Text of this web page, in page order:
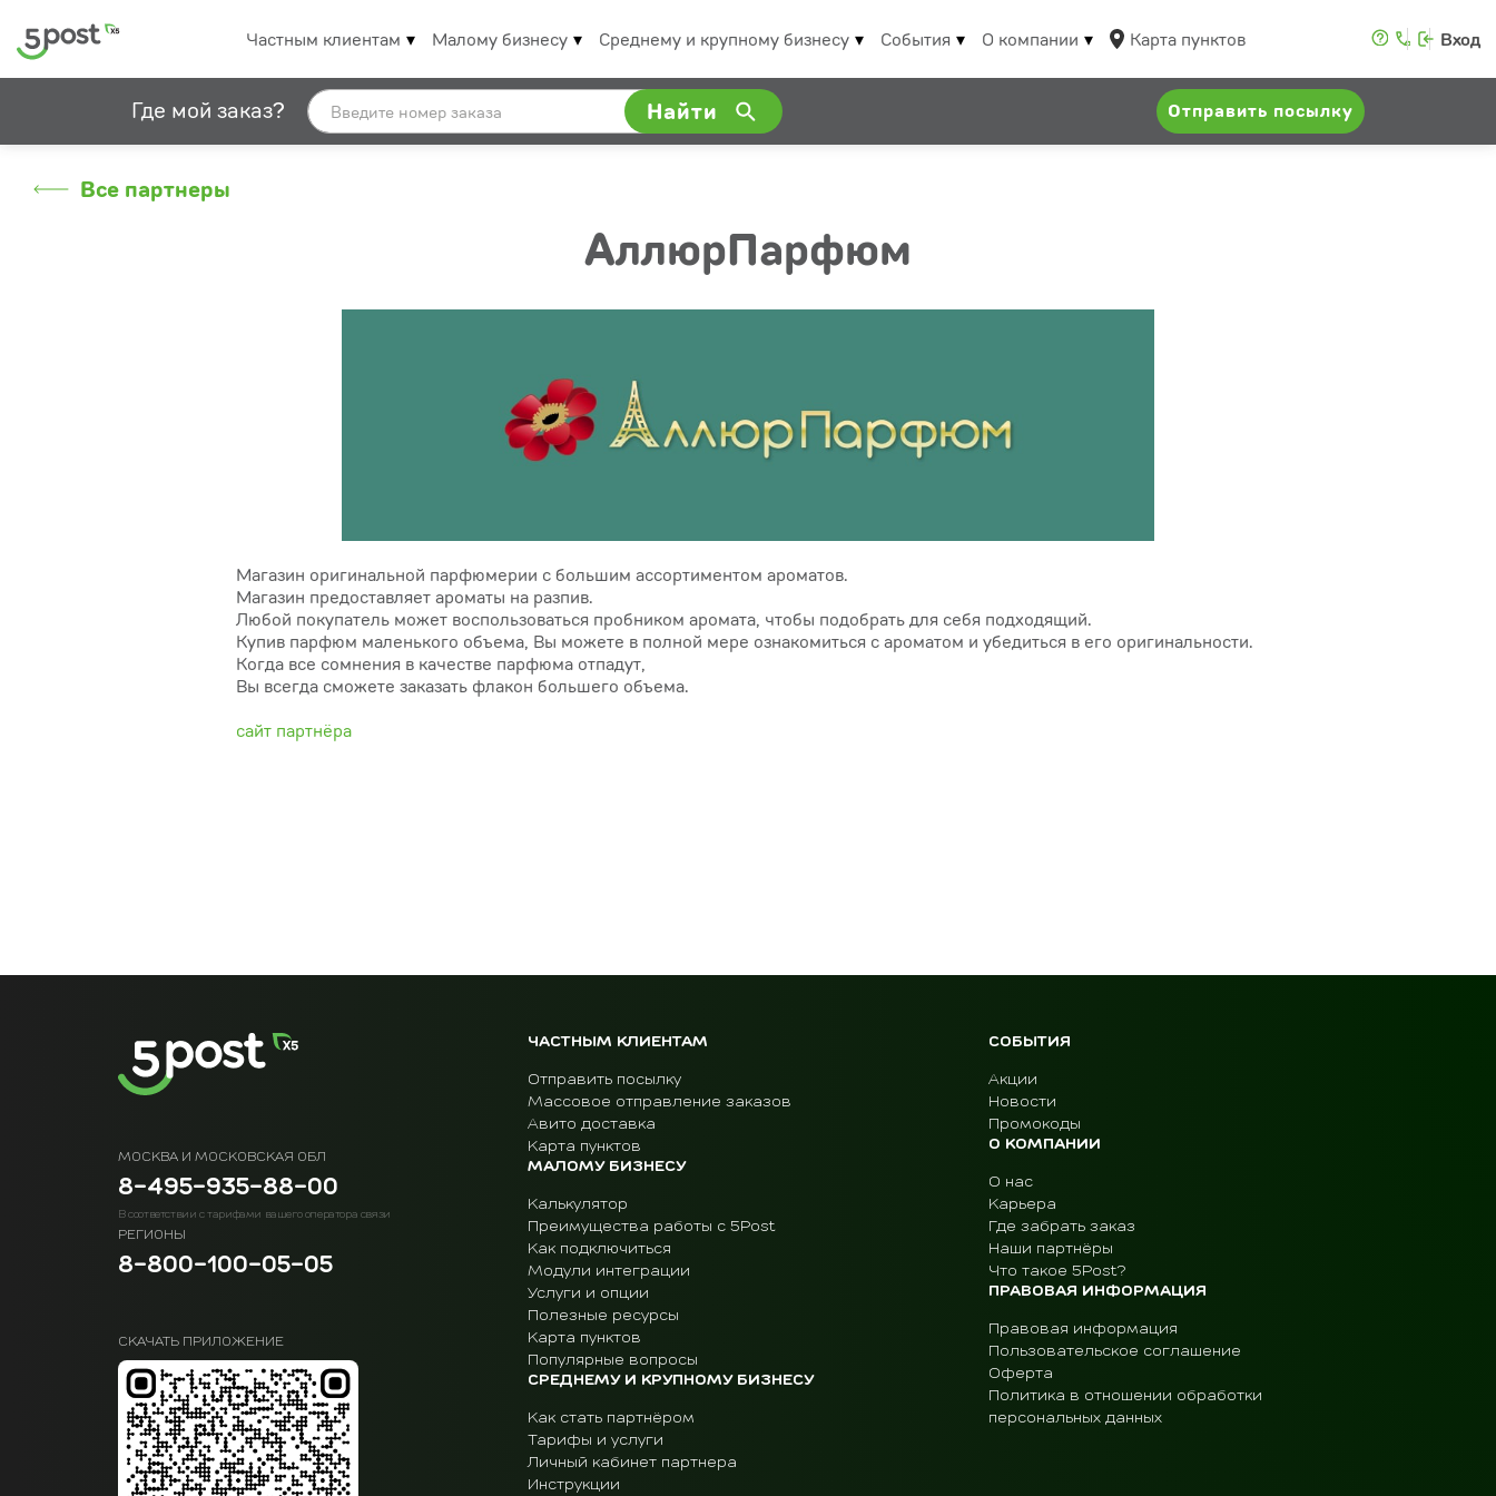
Частным клиентам Малому бизнесу Среднему и крупному бизнесу События О компании Карта пунктов Вход
Где мой заказ? Найти Отправить посылку
Все партнеры
АллюрПарфюм
Магазин оригинальной парфюмерии с большим ассортиментом ароматов.
Магазин предоставляет ароматы на разпив.
Любой покупатель может воспользоваться пробником аромата, чтобы подобрать для себя подходящий.
Купив парфюм маленького объема, Вы можете в полной мере ознакомиться с ароматом и убедиться в его оригинальности.
Когда все сомнения в качестве парфюма отпадут,
Вы всегда сможете заказать флакон большего объема.
сайт партнёра
МОСКВА И МОСКОВСКАЯ ОБЛ
8-495-935-88-00
В соответствии с тарифами вашего оператора связи
РЕГИОНЫ
8-800-100-05-05
СКАЧАТЬ ПРИЛОЖЕНИЕ
ЧАСТНЫМ КЛИЕНТАМ
Отправить посылку
Массовое отправление заказов
Авито доставка
Карта пунктов
МАЛОМУ БИЗНЕСУ
Калькулятор
Преимущества работы с 5Post
Как подключиться
Модули интеграции
Услуги и опции
Полезные ресурсы
Карта пунктов
Популярные вопросы
СРЕДНЕМУ И КРУПНОМУ БИЗНЕСУ
Как стать партнёром
Тарифы и услуги
Личный кабинет партнера
Инструкции
СОБЫТИЯ
Акции
Новости
Промокоды
О КОМПАНИИ
О нас
Карьера
Где забрать заказ
Наши партнёры
Что такое 5Post?
ПРАВОВАЯ ИНФОРМАЦИЯ
Правовая информация
Пользовательское соглашение
Оферта
Политика в отношении обработки
персональных данных